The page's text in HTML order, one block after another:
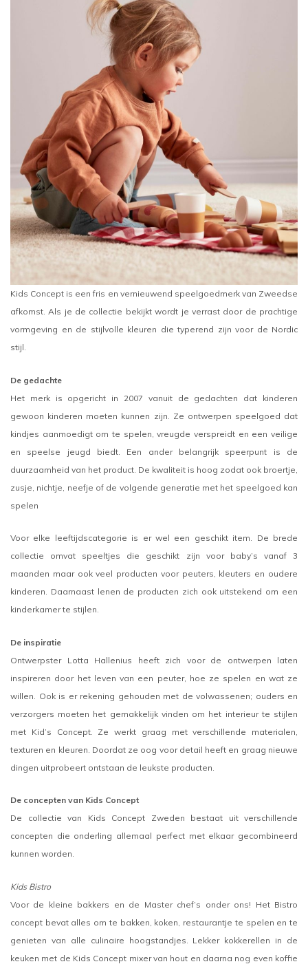
Kids Concept is een fris en vernieuwend speelgoedmerk van Zweedse
afkomst. Als je de collectie bekijkt wordt je verrast door de prachtige
vormgeving en de stijlvolle kleuren die typerend zijn voor de Nordic
stijl.
De gedachte
Het merk is opgericht in 2007 vanuit de gedachten dat kinderen
gewoon kinderen moeten kunnen zijn. Ze ontwerpen speelgoed dat
kindjes aanmoedigt om te spelen, vreugde verspreidt en een veilige
en speelse jeugd biedt. Een ander belangrijk speerpunt is de
duurzaamheid van het product. De kwaliteit is hoog zodat ook broertje,
zusje, nichtje, neefje of de volgende generatie met het speelgoed kan
spelen
Voor elke leeftijdscategorie is er wel een geschikt item. De brede
collectie omvat speeltjes die geschikt zijn voor baby’s vanaf 3
maanden maar ook veel producten voor peuters, kleuters en oudere
kinderen. Daarnaast lenen de producten zich ook uitstekend om een
kinderkamer te stijlen.
De inspiratie
Ontwerpster Lotta Hallenius heeft zich voor de ontwerpen laten
inspireren door het leven van een peuter, hoe ze spelen en wat ze
willen. Ook is er rekening gehouden met de volwassenen; ouders en
verzorgers moeten het gemakkelijk vinden om het interieur te stijlen
met Kid’s Concept. Ze werkt graag met verschillende materialen,
texturen en kleuren. Doordat ze oog voor detail heeft en graag nieuwe
dingen uitprobeert ontstaan de leukste producten.
De concepten van Kids Concept
De collectie van Kids Concept Zweden bestaat uit verschillende
concepten die onderling allemaal perfect met elkaar gecombineerd
kunnen worden.
Kids Bistro
Voor de kleine bakkers en de Master chef’s onder ons! Het Bistro
concept bevat alles om te bakken, koken, restaurantje te spelen en te
genieten van alle culinaire hoogstandjes. Lekker kokkerellen in de
keuken met de Kids Concept mixer van hout en daarna nog even koffie